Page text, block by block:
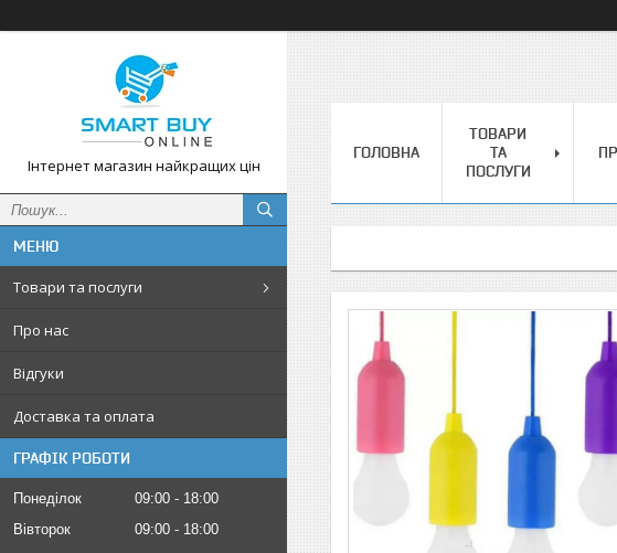
Інтернет магазин найкращих цін
Товари та послуги
Про нас
Відгуки
Доставка та оплата
ГРАФІК РОБОТИ
Понеділок 09:00
18:00
Вівторок
09:00
18:00
ГОЛОВНА
ТОВАРИ
ТА
ПОСЛУГИ